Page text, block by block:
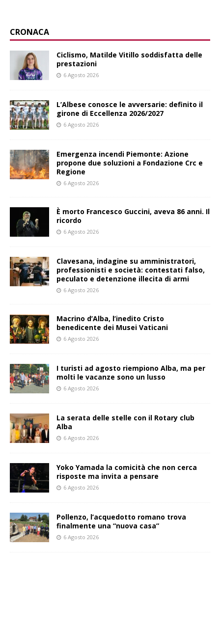
CRONACA
Ciclismo, Matilde Vitillo soddisfatta delle
prestazioni
6 Agosto 2026
L’Albese conosce le avversarie: definito il
girone di Eccellenza 2026/2027
6 Agosto 2026
Emergenza incendi Piemonte: Azione
propone due soluzioni a Fondazione Crc e
Regione
6 Agosto 2026
È morto Francesco Guccini, aveva 86 anni. Il
ricordo
6 Agosto 2026
Clavesana, indagine su amministratori,
professionisti e società: contestati falso,
peculato e detenzione illecita di armi
6 Agosto 2026
Macrino d’Alba, l’inedito Cristo
benedicente dei Musei Vaticani
6 Agosto 2026
I turisti ad agosto riempiono Alba, ma per
molti le vacanze sono un lusso
6 Agosto 2026
La serata delle stelle con il Rotary club
Alba
6 Agosto 2026
Yoko Yamada la comicità che non cerca
risposte ma invita a pensare
6 Agosto 2026
Pollenzo, l’acquedotto romano trova
finalmente una “nuova casa”
6 Agosto 2026